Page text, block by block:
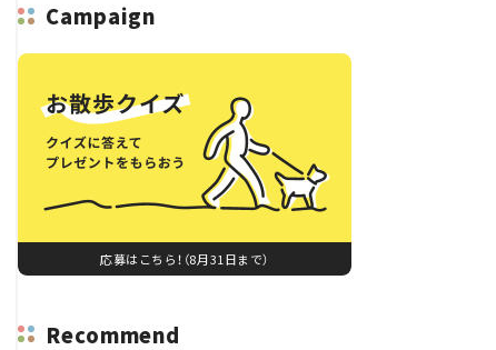
Campaign
応募はこちら！（8月31日まで）
Recommend